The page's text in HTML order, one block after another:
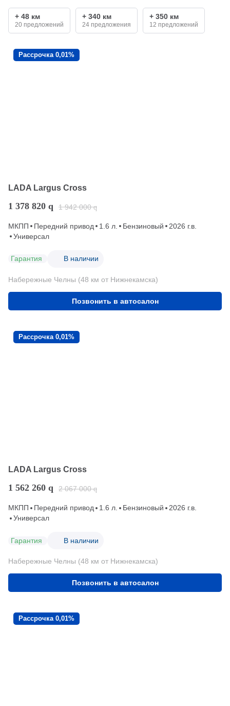
+ 48 км
20 предложений
+ 340 км
24 предложения
+ 350 км
12 предложений
Рассрочка 0,01%
LADA Largus Cross
1 378 820 q 1 942 000 q
МКПП Передний привод 1.6 л. Бензиновый
2026 г.в.
Универсал
Гарантия В наличии
Набережные Челны (48 км от Нижнекамска)
Позвонить в автосалон
Рассрочка 0,01%
LADA Largus Cross
1 562 260 q 2 067 000 q
МКПП Передний привод 1.6 л. Бензиновый
2026 г.в.
Универсал
Гарантия В наличии
Набережные Челны (48 км от Нижнекамска)
Позвонить в автосалон
Рассрочка 0,01%